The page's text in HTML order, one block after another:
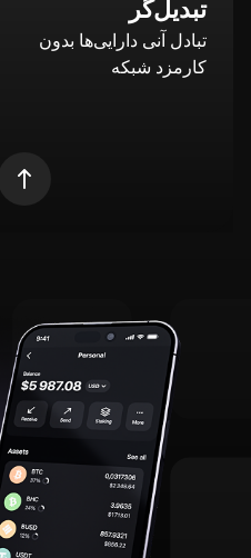
تبدیل‌گر
تبادل آنی دارایی‌ها بدون
کارمزد شبکه